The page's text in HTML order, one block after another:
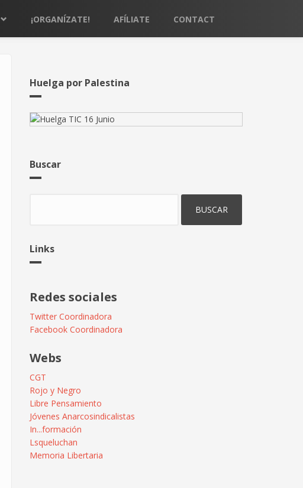
¡ORGANÍZATE! AFÍLIATE CONTACT
Huelga por Palestina
Buscar
Links
Redes sociales
Twitter Coordinadora
Facebook Coordinadora
Webs
CGT
Rojo y Negro
Libre Pensamiento
Jóvenes Anarcosindicalistas
In...formación
Lsqueluchan
Memoria Libertaria